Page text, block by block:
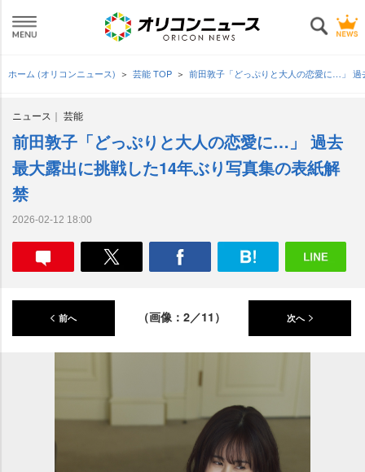
ホーム (オリコンニュース) 芸能 TOP 前田敦子「どっぷりと大人の恋愛に…」
ニュース 芸能
前田敦子「どっぷりと大人の恋愛に…」 過去
最大露出に挑戦した14年ぶり写真集の表紙解
禁
2026-02-12 18:00
前へ （画像：2／11） 次へ